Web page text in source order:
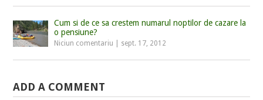
Cum si de ce sa crestem numarul noptilor de cazare la
o pensiune?
Niciun comentariu sept. 17, 2012
ADD A COMMENT